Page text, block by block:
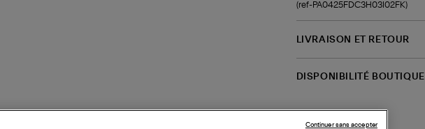
(ref-PA0425FDC3H03I02FK)
LIVRAISON ET RETOUR
DISPONIBILITÉ BOUTIQUE
Continuer sans accepter